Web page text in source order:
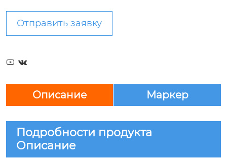
Отправить заявку
 
Описание Маркер
Подробности продукта
Описание